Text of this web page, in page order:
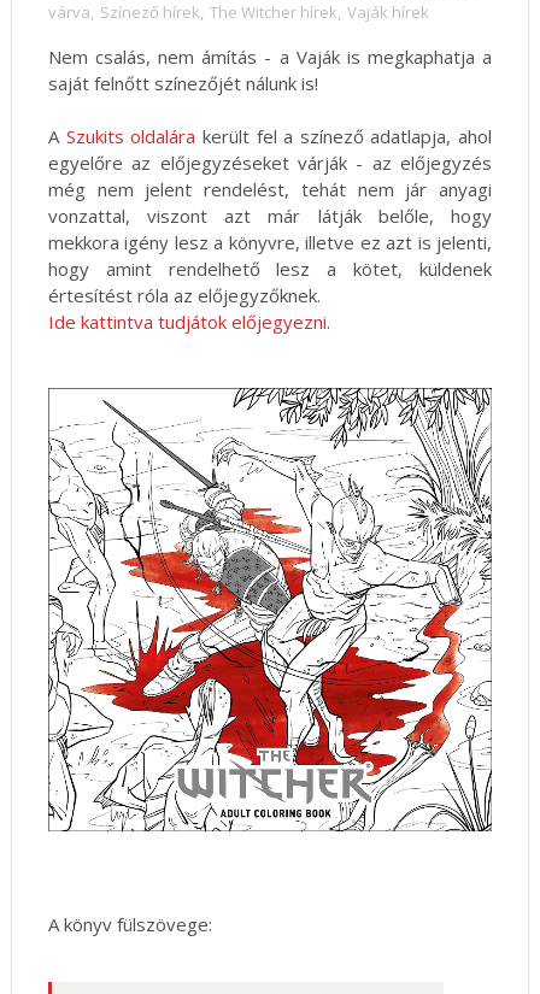
várva, Színező hírek, The Witcher hírek, Vaják hírek
Nem csalás, nem ámítás - a Vaják is megkaphatja a
saját felnőtt színezőjét nálunk is!
A Szukits oldalára került fel a színező adatlapja, ahol
egyelőre az előjegyzéseket várják - az előjegyzés
még nem jelent rendelést, tehát nem jár anyagi
vonzattal, viszont azt már látják belőle, hogy
mekkora igény lesz a könyvre, illetve ez azt is jelenti,
hogy amint rendelhető lesz a kötet, küldenek
értesítést róla az előjegyzőknek.
Ide kattintva tudjátok előjegyezni.
A könyv fülszövege: